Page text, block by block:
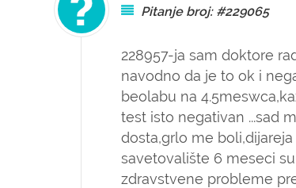
Pitanje broj: #229065
228957-ja sam doktore
navodno da je to ok i
beolabu na
test isto negativan ...sad
dosta,grlo me boli,dijareja
savetovalište 6 meseci
zdravstvene probleme